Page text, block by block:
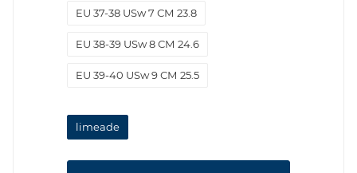
EU 37-38 USw 7 СМ 23.8
EU 38-39 USw 8 СМ 24.6
EU 39-40 USw 9 СМ 25.5
limeade